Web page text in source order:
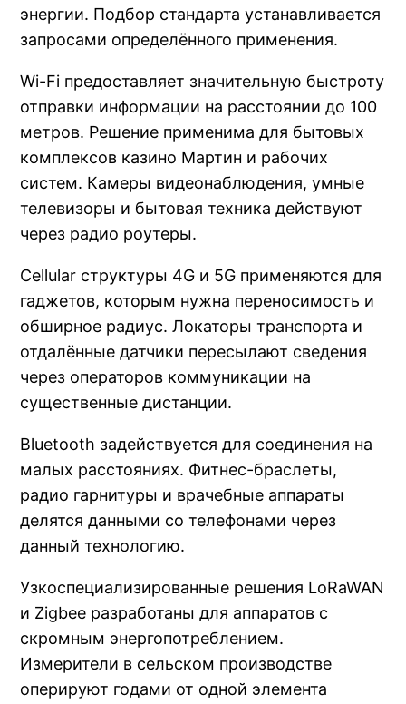
энергии. Подбор стандарта устанавливается
запросами определённого применения.
Wi-Fi предоставляет значительную быстроту
отправки информации на расстоянии до 100
метров. Решение применима для бытовых
комплексов казино Мартин и рабочих
систем. Камеры видеонаблюдения, умные
телевизоры и бытовая техника действуют
через радио роутеры.
Cellular структуры 4G и 5G применяются для
гаджетов, которым нужна переносимость и
обширное радиус. Локаторы транспорта и
отдалённые датчики пересылают сведения
через операторов коммуникации на
существенные дистанции.
Bluetooth задействуется для соединения на
малых расстояниях. Фитнес-браслеты,
радио гарнитуры и врачебные аппараты
делятся данными со телефонами через
данный технологию.
Узкоспециализированные решения LoRaWAN
и Zigbee разработаны для аппаратов с
скромным энергопотреблением.
Измерители в сельском производстве
оперируют годами от одной элемента